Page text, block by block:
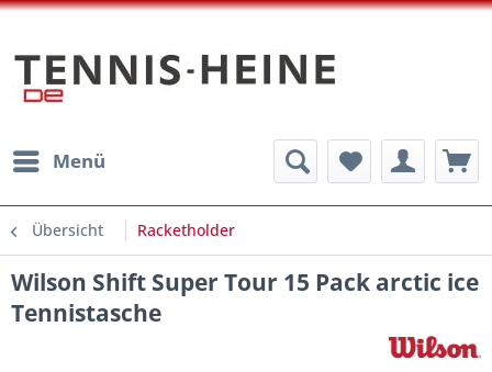
Menü
Übersicht Racketholder
Wilson Shift Super Tour 15 Pack arctic ice
Tennistasche